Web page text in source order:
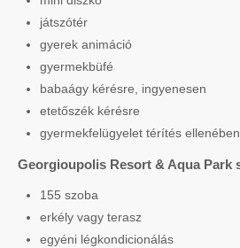
játszótér
gyerek animáció
gyermekbüfé
babaágy kérésre, ingyenesen
etetőszék kérésre
gyermekfelügyelet térítés ellenében
Georgioupolis Resort & Aqua Park
155 szoba
erkély vagy terasz
egyéni légkondicionálás